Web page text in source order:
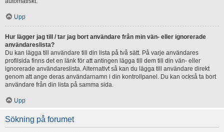
Upp
Hur lägger jag till / tar jag bort användare från min vän- eller ignorerade
användareslista?
Du kan lägga till användare till din lista på två sätt. På varje användares
profilsida finns det en länk för att antingen lägga till dem till din vän- eller
ignorerade användareslista. Alternativt så kan du lägga till användare direkt
genom att ange deras användarnamn i din kontrollpanel. Du kan också ta bort
användare från din lista på samma sida.
Upp
Sökning på forumet